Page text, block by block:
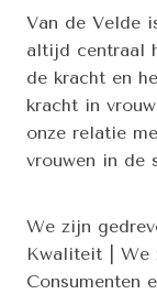
Van de Velde
altijd centraal
de kracht en
kracht in
onze relatie
vrouwen in de
We zijn
Kwaliteit | We
Consumenten